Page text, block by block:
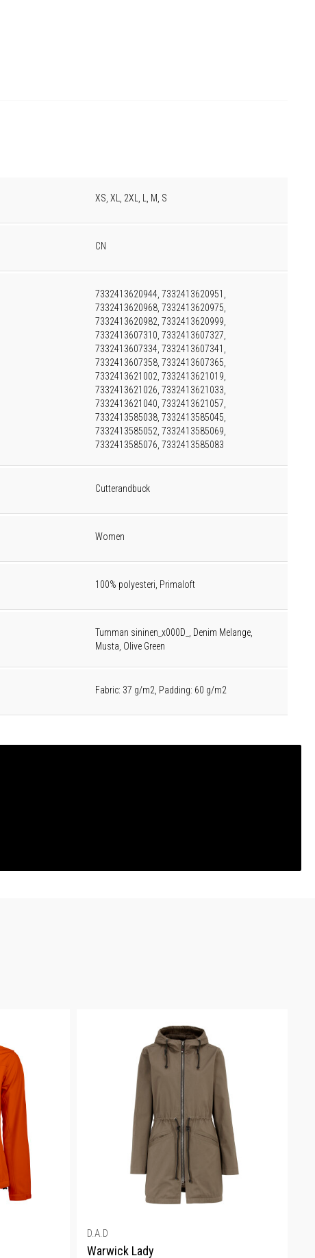
XS, XL, 2XL, L, M, S
CN
7332413620944, 7332413620951,
7332413620968, 7332413620975,
7332413620982, 7332413620999,
7332413607310, 7332413607327,
7332413607334, 7332413607341,
7332413607358, 7332413607365,
7332413621002, 7332413621019,
7332413621026, 7332413621033,
7332413621040, 7332413621057,
7332413585038, 7332413585045,
7332413585052, 7332413585069,
7332413585076, 7332413585083
Cutterandbuck
Women
100% polyesteri, Primaloft
Tumman sininen_x000D_, Denim Melange,
Musta, Olive Green
Fabric: 37 g/m2, Padding: 60 g/m2
D.A.D
Warwick Lady